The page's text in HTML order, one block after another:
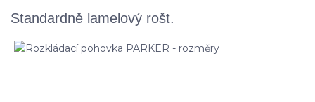
Standardně lamelový rošt.